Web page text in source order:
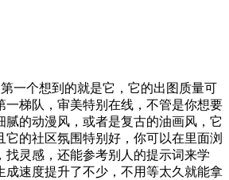
一个想到的就是它，它的出图质量可
一梯队，审美特别在线，不管是你想要
腻的动漫风，或者是复古的油画风，它
它的社区氛围特别好，你可以在里面浏
找灵感，还能参考别人的提示词来学
成速度提升了不少，不用等太久就能拿